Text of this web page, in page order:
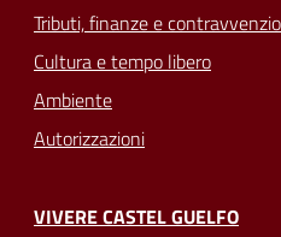
Tributi, finanze e
Cultura e tempo libero
Ambiente
Autorizzazioni
VIVERE CASTEL GUELFO